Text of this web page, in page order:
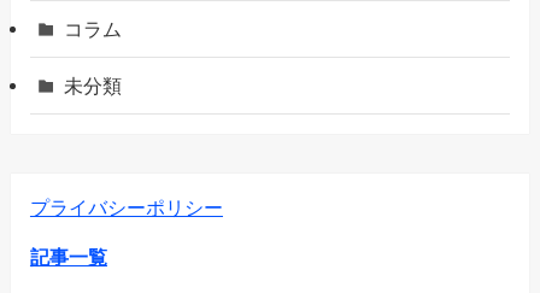
コラム
未分類
プライバシーポリシー
記事一覧